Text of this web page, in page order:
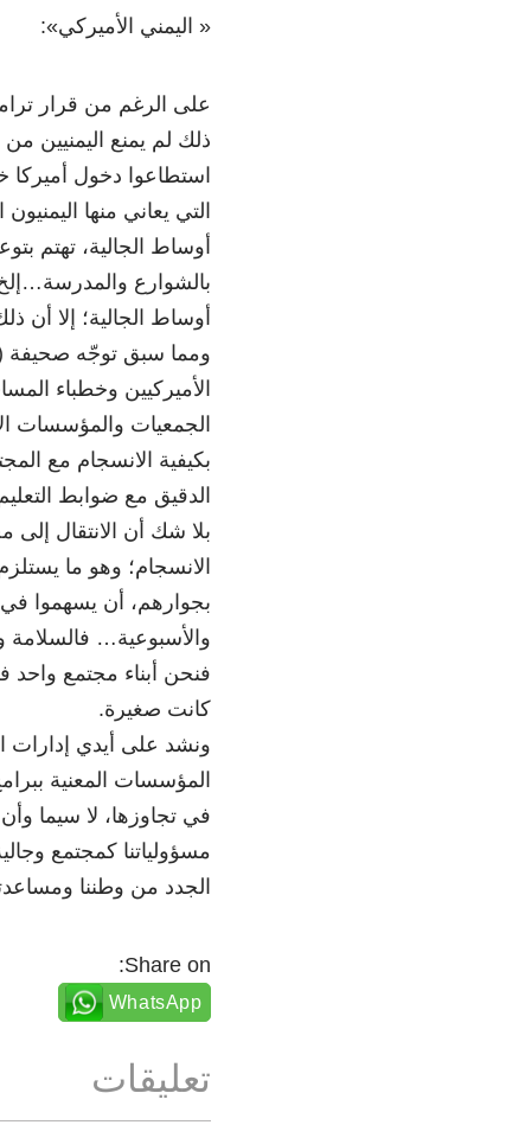
« اليمني الأميركي»:
على الرغم من قرار
ذلك لم يمنع اليمنيين
استطاعوا دخول أميركا
التي يعاني منها
أوساط الجالية، تهتم
بالشوارع
أوساط الجالية؛ إلا أن
ومما سبق توجّه صحيفة
الأميركيين وخطباء
الجمعيات والمؤسسات
بكيفية الانسجام مع
الدقيق مع ضوابط
بلا شك أن الانتقال
الانسجام؛ وهو ما
بجوارهم، أن يسهموا في
والأسبوعية… فالسلامة
فنحن أبناء مجتمع
كانت صغيرة.
ونشد على أيدي إدارات
المؤسسات المعنية
في تجاوزها، لا سيما
مسؤولياتنا كمجتمع
الجدد من وطننا
Share on:
WhatsApp
تعليقات